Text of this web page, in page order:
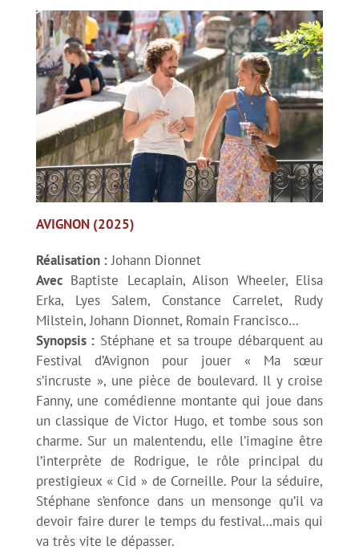
AVIGNON (2025)
Réalisation :Johann Dionnet
AvecBaptiste Lecaplain, Alison Wheeler, Elisa
Erka, Lyes Salem, Constance Carrelet, Rudy
Milstein, Johann Dionnet, Romain Francisco…
Synopsis : Stéphane et sa troupe débarquent au
Festival d’Avignon pour jouer « Ma sœur
s’incruste », une pièce de boulevard. Il y croise
Fanny, une comédienne montante qui joue dans
un classique de Victor Hugo, et tombe sous son
charme. Sur un malentendu, elle l’imagine être
l’interprète de Rodrigue, le rôle principal du
prestigieux « Cid » de Corneille. Pour la séduire,
Stéphane s’enfonce dans un mensonge qu’il va
devoir faire durer le temps du festival…mais qui
va très vite le dépasser.